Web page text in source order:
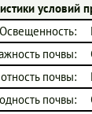
условий
Освещенность:
почвы:
почвы:
почвы: